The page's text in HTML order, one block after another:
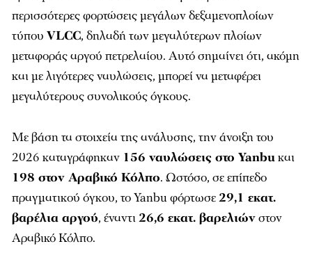
περισσότερες φορτώσεις μεγάλων δεξαμενοπλοίων
τύπου VLCC, δηλαδή των μεγαλύτερων πλοίων
μεταφοράς αργού πετρελαίου. Αυτό σημαίνει ότι, ακόμη
και με λιγότερες ναυλώσεις, μπορεί να μεταφέρει
μεγαλύτερους συνολικούς όγκους.
Με βάση τα στοιχεία της ανάλυσης, την άνοιξη του
2026 καταγράφηκαν 156 ναυλώσεις στο Yanbuκαι
198 στον Αραβικό Κόλπο. Ωστόσο, σε επίπεδο
πραγματικού όγκου, το Yanbu φόρτωσε29,1 εκατ.
βαρέλια αργού, έναντι26,6 εκατ. βαρελιώνστον
Αραβικό Κόλπο.